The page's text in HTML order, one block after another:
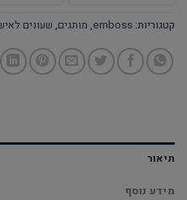
קטגוריות: emboss
, מותגים, שעונים
תיאור
מידע נוסף